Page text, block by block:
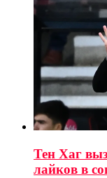
Тен Хаг
лайков в